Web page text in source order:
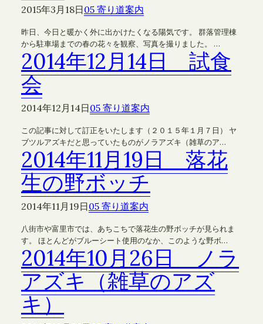
2015年3月18日05 寄り道案内
昨日、今日と暖かく外に出かけたくなる陽気です。 群落管理棟
から駐車場までの春の花々を観察、写真を撮りました。 …
2014年12月14日 試食
会
2014年12月14日05 寄り道案内
この記事に対して訂正をいたします（２０１５年１月７日） ヤ
ブツルアズキだと思っていたものがノラアズキ（雑草のア…
2014年11月19日 落花
生の野ボッチ
2014年11月19日05 寄り道案内
八街市や富里市では、あちこちで落花生の野ボッチが見られま
す。 ほとんどがブルーシート使用のなか、このような野ボ…
2014年10月26日 ノラ
アズキ（雑草のアズ
キ）